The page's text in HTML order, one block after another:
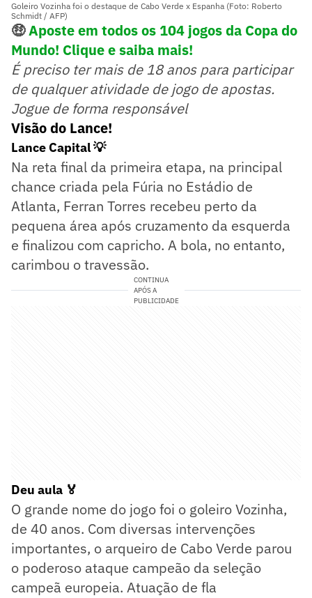
Goleiro Vozinha foi o destaque de Cabo Verde x Espanha (Foto: Roberto
Schmidt / AFP)
🤑Aposte em todos os 104 jogos da Copa do
Mundo! Clique e saiba mais!
É preciso ter mais de 18 anos para participar
de qualquer atividade de jogo de apostas.
Jogue de forma responsável
Visão do Lance!
Lance Capital 💡
Na reta final da primeira etapa, na principal
chance criada pela Fúria no Estádio de
Atlanta, Ferran Torres recebeu perto da
pequena área após cruzamento da esquerda
e finalizou com capricho. A bola, no entanto,
carimbou o travessão.
CONTINUA
APÓS A
PUBLICIDADE
Deu aula 🏅
O grande nome do jogo foi o goleiro Vozinha,
de 40 anos. Com diversas intervenções
importantes, o arqueiro de Cabo Verde parou
o poderoso ataque campeão da seleção
campeã europeia. Atuação de fla